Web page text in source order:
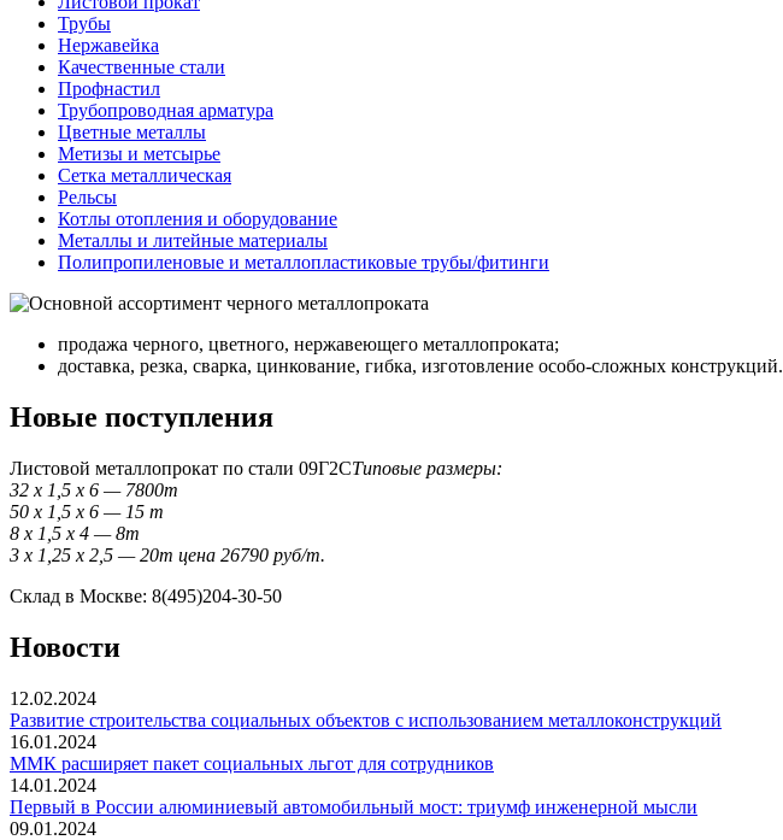
Трубы
Нержавейка
Качественные стали
Профнастил
Трубопроводная арматура
Цветные металлы
Метизы и метсырье
Сетка металлическая
Рельсы
Котлы отопления и оборудование
Металлы и литейные материалы
Полипропиленовые и металлопластиковые трубы/фитинги
продажа черного, цветного, нержавеющего металлопроката;
доставка, резка, сварка, цинкование, гибка, изготовление особо-сложных конструкций.
Новые поступления
Листовой металлопрокат по стали 09Г2СТиповые размеры:
32 x 1,5 x 6 — 7800т
50 x 1,5 x 6 — 15 т
8 x 1,5 x 4 — 8т
3 x 1,25 x 2,5 — 20т цена 26790 руб/т.
Склад в Москве: 8(495)204-30-50
Новости
12.02.2024
Развитие строительства социальных объектов с использованием металлоконструкций
16.01.2024
ММК расширяет пакет социальных льгот для сотрудников
14.01.2024
Первый в России алюминиевый автомобильный мост: триумф инженерной мысли
09.01.2024